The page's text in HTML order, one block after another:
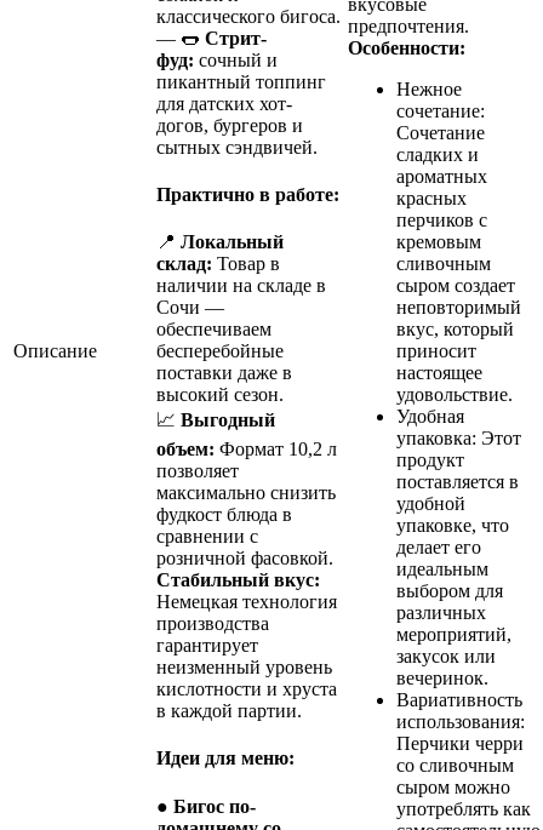
Описание
классического бигоса.
— 🌭 Стрит-
фуд: сочный и
пикантный топпинг
для датских хот-
догов, бургеров и
сытных сэндвичей.
Практично в работе:
📍 Локальный
склад: Товар в
наличии на складе в
Сочи —
обеспечиваем
бесперебойные
поставки даже в
высокий сезон.
📈 Выгодный
объем: Формат 10,2 л
позволяет
максимально снизить
фудкост блюда в
сравнении с
розничной фасовкой.
Стабильный вкус:
Немецкая технология
производства
гарантирует
неизменный уровень
кислотности и хруста
в каждой партии.
Идеи для меню:
● Бигос по-
вкусовые
предпочтения.
Особенности:
Нежное
сочетание:
Сочетание
сладких и
ароматных
красных
перчиков с
кремовым
сливочным
сыром создает
неповторимый
вкус, который
приносит
настоящее
удовольствие.
Удобная
упаковка: Этот
продукт
поставляется в
удобной
упаковке, что
делает его
идеальным
выбором для
различных
мероприятий,
закусок или
вечеринок.
Вариативность
использования:
Перчики черри
со сливочным
сыром можно
употреблять как